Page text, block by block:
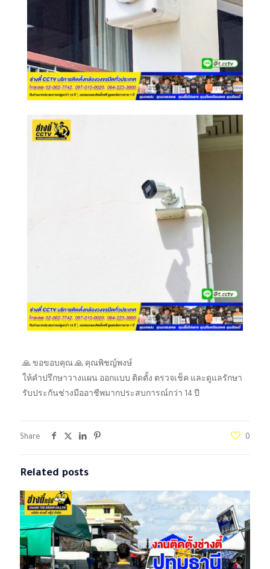
🙏 ขอขอบคุณ 🙏 คุณพิชญ์พงษ์
ให้คำปรึกษาวางแผน ออกแบบ ติดตั้ง ตรวจเช็ค และดูแลรักษา
รับประกันช่างมืออาชีพมากประสบการณ์กว่า 14 ปี
Share 0
Related posts